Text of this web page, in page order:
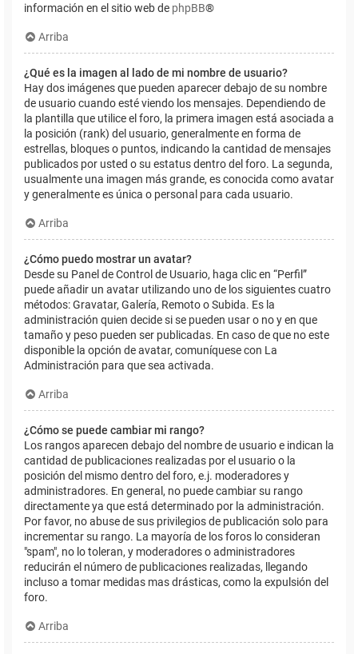
información en el sitio web de phpBB®
Arriba
¿Qué es la imagen al lado de mi nombre de usuario?
Hay dos imágenes que pueden aparecer debajo de su nombre
de usuario cuando esté viendo los mensajes. Dependiendo de
la plantilla que utilice el foro, la primera imagen está asociada a
la posición (rank) del usuario, generalmente en forma de
estrellas, bloques o puntos, indicando la cantidad de mensajes
publicados por usted o su estatus dentro del foro. La segunda,
usualmente una imagen más grande, es conocida como avatar
y generalmente es única o personal para cada usuario.
Arriba
¿Cómo puedo mostrar un avatar?
Desde su Panel de Control de Usuario, haga clic en “Perfil”
puede añadir un avatar utilizando uno de los siguientes cuatro
métodos: Gravatar, Galería, Remoto o Subida. Es la
administración quien decide si se pueden usar o no y en que
tamaño y peso pueden ser publicadas. En caso de que no este
disponible la opción de avatar, comuníquese con La
Administración para que sea activada.
Arriba
¿Cómo se puede cambiar mi rango?
Los rangos aparecen debajo del nombre de usuario e indican la
cantidad de publicaciones realizadas por el usuario o la
posición del mismo dentro del foro, e.j. moderadores y
administradores. En general, no puede cambiar su rango
directamente ya que está determinado por la administración.
Por favor, no abuse de sus privilegios de publicación solo para
incrementar su rango. La mayoría de los foros lo consideran
"spam", no lo toleran, y moderadores o administradores
reducirán el número de publicaciones realizadas, llegando
incluso a tomar medidas mas drásticas, como la expulsión del
foro.
Arriba